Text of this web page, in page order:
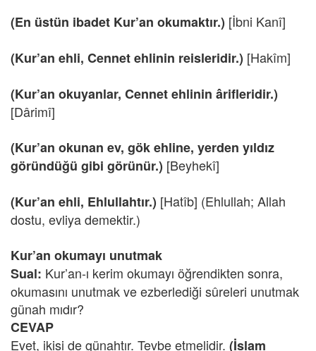
(En üstün ibadet Kur’an okumaktır.) [İbni Kanî]
(Kur’an ehli, Cennet ehlinin reisleridir.) [Hakîm]
(Kur’an okuyanlar, Cennet ehlinin ârifleridir.)
[Dârimî]
(Kur’an okunan ev, gök ehline, yerden yıldız
göründüğü gibi görünür.) [Beyhekî]
(Kur’an ehli, Ehlullahtır.) [Hatîb] (Ehlullah; Allah
dostu, evliya demektir.)
Kur’an okumayı unutmak
Sual: Kur’an-ı kerim okumayı öğrendikten sonra,
okumasını unutmak ve ezberlediği sûreleri unutmak
günah mıdır?
CEVAP
Evet, ikisi de günahtır. Tevbe etmelidir. (İslam